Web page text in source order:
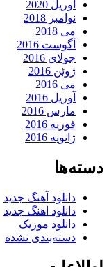
آوریل 2020
نوامبر 2018
می 2018
آگوست 2016
جولای 2016
ژوئن 2016
می 2016
آوریل 2016
مارس 2016
فوریه 2016
ژانویه 2016
دسته‌ها
دانلود آهنگ جدید
دانلود اهنگ جدید
دانلود موزیک
دسته‌بندی نشده